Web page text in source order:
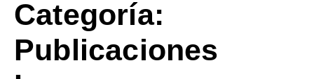
Categoría:
Publicaciones